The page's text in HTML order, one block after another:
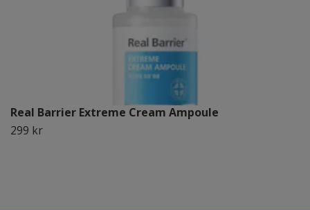
Real Barrier Extreme Cream Ampoule
299 kr